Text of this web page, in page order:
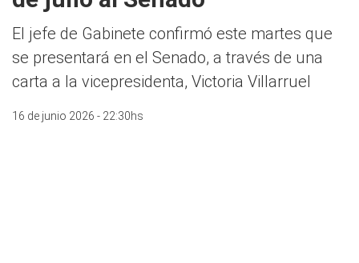
El jefe de Gabinete confirmó este martes que
se presentará en el Senado, a través de una
carta a la vicepresidenta, Victoria Villarruel
16 de junio 2026 - 22:30hs